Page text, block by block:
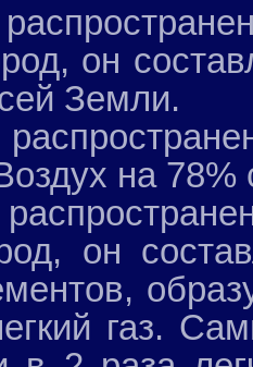
он
Земли.
на 78%
он
газ.